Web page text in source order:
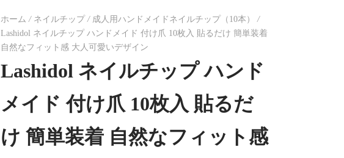
ホーム / ネイルチップ / 成人用ハンドメイドネイルチップ（10本）
/
Lashidol ネイルチップ ハンドメイド 付け爪 10枚入 貼るだけ 簡単装着
自然なフィット感 大人可愛いデザイン
Lashidol ネイルチップ ハンド
メイド 付け爪 10枚入 貼るだ
け 簡単装着 自然なフィット感